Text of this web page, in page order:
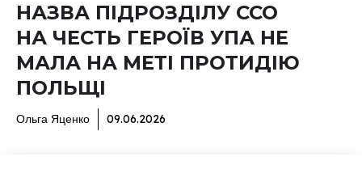
НАЗВА ПІДРОЗДІЛУ ССО
НА ЧЕСТЬ ГЕРОЇВ УПА НЕ
МАЛА НА МЕТІ ПРОТИДІЮ
ПОЛЬЩІ
Ольга Яценко 09.06.2026